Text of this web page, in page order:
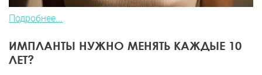
Подробнее...
ИМПЛАНТЫ НУЖНО МЕНЯТЬ КАЖДЫЕ 10
ЛЕТ?